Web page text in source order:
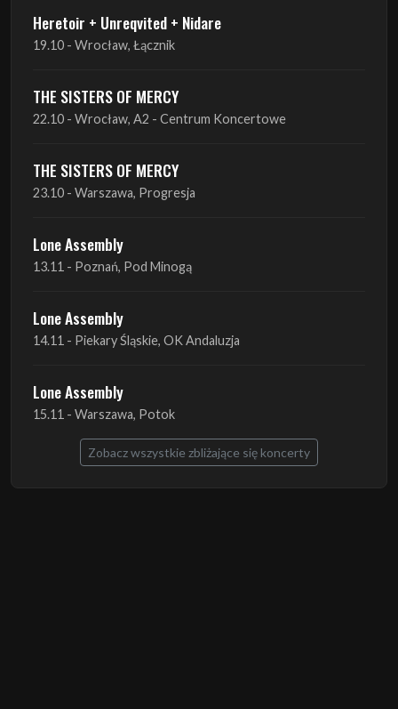
THE SISTERS OF MERCY
22.10 - Wrocław, A2 - Centrum Koncertowe
THE SISTERS OF MERCY
Lone Assembly
Lone Assembly
14.11 - Piekary Śląskie, OK Andaluzja
Lone Assembly
15.11 - Warszawa, Potok